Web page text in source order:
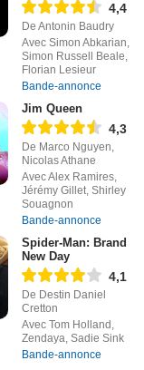
4,4
De Antonin Baudry
Avec Simon Abkarian,
Simon Russell Beale,
Florian Lesieur
Bande-annonce
Jim Queen
4,3
De Marco Nguyen,
Nicolas Athane
Avec Alex Ramires,
Jérémy Gillet, Shirley
Souagnon
Bande-annonce
Spider-Man: Brand
New Day
4,1
De Destin Daniel
Cretton
Avec Tom Holland,
Zendaya, Sadie Sink
Bande-annonce